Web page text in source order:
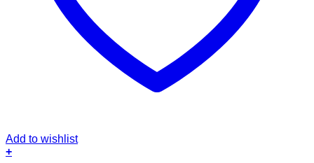
Add to wishlist
+